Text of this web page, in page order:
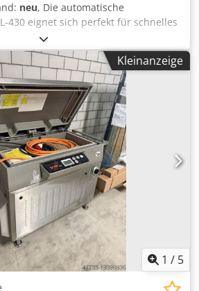
neu, Die automatische
430 eignet sich perfekt für schnelles
von flachen Produkten.
lassen sich Produkte mit
Abmessung sowie Material
vereinzeln. - LCD- Display -
von bis 30 m/min. sowie einer
von 140 mm in Kombination mit dem
Chsdjickh Repfx Aanea -
mit einer max.
50 m/min. und einer max. Breite
- Transparentes etikettieren
Kleinanzeige
1 / 5